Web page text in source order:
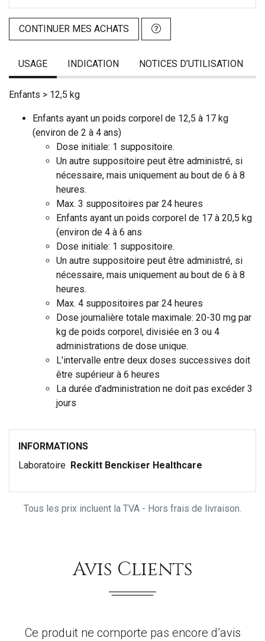
CONTINUER MES ACHATS
USAGE INDICATION NOTICES D’UTILISATION
Enfants > 12,5 kg
Enfants ayant un poids corporel de 12,5 à 17 kg
(environ de 2 à 4 ans)
Dose initiale: 1 suppositoire.
Un autre suppositoire peut être administré, si
nécessaire, mais uniquement au bout de 6 à 8
heures.
Max. 3 suppositoires par 24 heures
Enfants ayant un poids corporel de 17 à 20,5 kg
(environ de 4 à 6 ans
Dose initiale: 1 suppositoire.
Un autre suppositoire peut être administré, si
nécessaire, mais uniquement au bout de 6 à 8
heures.
Max. 4 suppositoires par 24 heures
Dose journalière totale maximale: 20-30 mg par
kg de poids corporel, divisiée en 3 ou 4
administrations de dose unique.
L'intervalle entre deux doses successives doit
être supérieur à 6 heures
La durée d'administration ne doit pas excéder 3
jours
INFORMATIONS
Laboratoire Reckitt Benckiser Healthcare
Tous les prix incluent la TVA - Hors frais de livraison.
Avis Clients
Ce produit ne comporte pas encore d’avis